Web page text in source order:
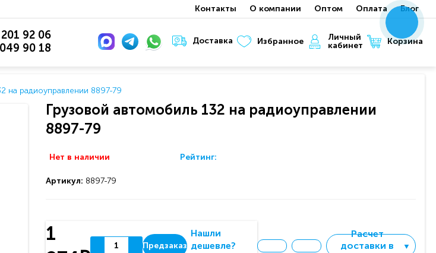
Контакты О компании Оптом Оплата Блог
92 06
90 18
Доставка Избранное
Личный
кабинет
Корзина
на радиоуправлении 8897-79
Грузовой автомобиль 132 на радиоуправлении
8897-79
Нет в наличии Рейтинг:
Артикул: 8897-79
1
Предзаказ
Нашли
дешевле?
Расчет
доставки в
▼
xxx